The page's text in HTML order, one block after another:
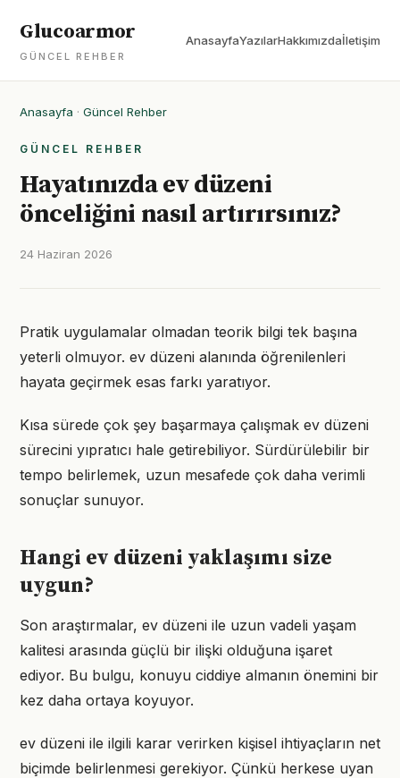
Glucoarmor
GÜNCEL REHBER
AnasayfaYazılarHakkımızdaİletişim
Anasayfa · Güncel Rehber
GÜNCEL REHBER
Hayatınızda ev düzeni
önceliğini nasıl artırırsınız?
24 Haziran 2026
Pratik uygulamalar olmadan teorik bilgi tek başına
yeterli olmuyor. ev düzeni alanında öğrenilenleri
hayata geçirmek esas farkı yaratıyor.
Kısa sürede çok şey başarmaya çalışmak ev düzeni
sürecini yıpratıcı hale getirebiliyor. Sürdürülebilir bir
tempo belirlemek, uzun mesafede çok daha verimli
sonuçlar sunuyor.
Hangi ev düzeni yaklaşımı size
uygun?
Son araştırmalar, ev düzeni ile uzun vadeli yaşam
kalitesi arasında güçlü bir ilişki olduğuna işaret
ediyor. Bu bulgu, konuyu ciddiye almanın önemini bir
kez daha ortaya koyuyor.
ev düzeni ile ilgili karar verirken kişisel ihtiyaçların net
biçimde belirlenmesi gerekiyor. Çünkü herkese uyan